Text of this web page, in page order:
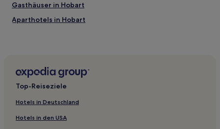
Gasthäuser in Hobart
Aparthotels in Hobart
Mayfield: Hotels
Cooee: Hotels
East Cam: Hotels
Legana: Hotels
Top-Reiseziele
Hotels in Deutschland
Hotels in den USA